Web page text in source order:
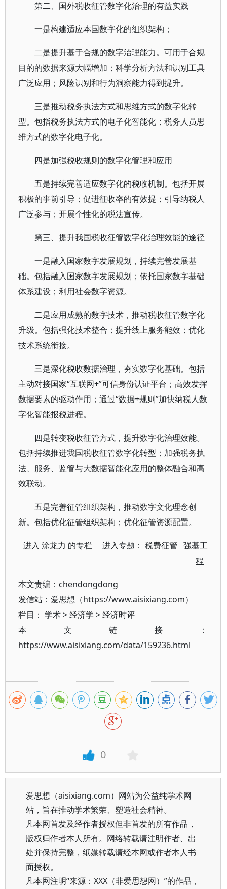
第二、国外税收征管数字化治理的有益实践
一是构建适应本国数字化的组织架构；
二是提升基于合规的数字治理能力。可用于合规
目的的数据来源大幅增加；科学分析方法和识别工具
广泛应用；风险识别和行为洞察能力得到提升。
三是推动税务执法方式和思维方式的数字化转
型。包指税务执法方式的电子化智能化；税务人员思
维方式的数字化电子化。
四是加强税收规则的数字化管理和应用
五是持续完善适应数字化的税收机制。包括开展
积极的事前引导；促进征收率的有效提；引导纳税人
广泛参与；开展个性化的税法宣传。
第三、提升我国税收征管数字化治理效能的途径
一是融入国家数字发展规划，持续完善发展基
础。包括融入国家数字发展规划；依托国家数字基础
体系建设；利用社会数字资源。
二是应用成熟的数字技术，推动税收征管数字化
升级。包括强化技术整合；提升线上服务能效；优化
技术系统衔接。
三是深化税收数据治理，夯实数字化基础。包括
主动对接国家“互联网+”可信身份认证平台；高效发挥
数据要素的驱动作用；通过“数据+规则”加快纳税人数
字化智能报税进程。
四是转变税收征管方式，提升数字化治理效能。
包括持续推进我国税收征管数字化转型；加强税务执
法、服务、监管与大数据智能化应用的整体融合和高
效联动。
五是完善征管组织架构，推动数字文化理念创
新。包括优化征管组织架构；优化征管资源配置。
进入涂龙力 的专栏 进入专题：税费征管
强基工
程
本文责编： chendongdong
发信站：爱思想（https://www.aisixiang.com）
栏目： 学术>经济学 >经济时评
本文链接：
https://www.aisixiang.com/data/159236.html
0
爱思想（aisixiang.com）网站为公益纯学术网
站，旨在推动学术繁荣、塑造社会精神。
凡本网首发及经作者授权但非首发的所有作品，
版权归作者本人所有。网络转载请注明作者、出
处并保持完整，纸媒转载请经本网或作者本人书
面授权。
凡本网注明“来源：XXX（非爱思想网）”的作品，